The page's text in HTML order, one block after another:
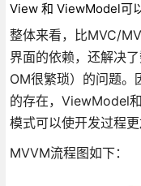
View 和 ViewModel可
整体来看，比MVC/
界面的依赖，还解决
OM很繁琐）的问题
的存在，ViewModel
模式可以使开发过程
MVVM流程图如下：